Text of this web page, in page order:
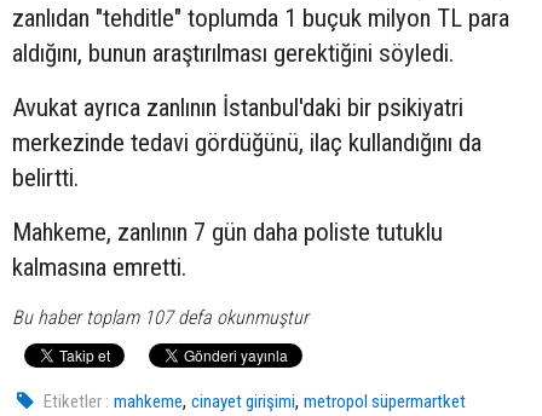
zanlıdan "tehditle" toplumda 1 buçuk milyon TL para
aldığını, bunun araştırılması gerektiğini söyledi.
Avukat ayrıca zanlının İstanbul'daki bir psikiyatri
merkezinde tedavi gördüğünü, ilaç kullandığını da
belirtti.
Mahkeme, zanlının 7 gün daha poliste tutuklu
kalmasına emretti.
Bu haber toplam 107 defa okunmuştur
Etiketler : mahkeme,cinayet girişimi,metropol süpermartket